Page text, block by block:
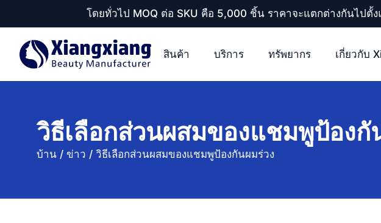
โดยทั่วไป MOQ ต่อ SKU คือ 5,000 ชิ้น ราคาจะแตกต่างกันไป
สินค้า บริการ ทรัพยากร เกี่ยวกับ
วิธีเลือกส่วนผสมของแชมพูป้องกั
บ้าน / ข่าว / วิธีเลือกส่วนผสมของแชมพูป้องกันผมร่วง